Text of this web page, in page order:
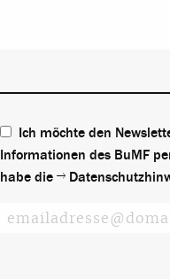
Ich möchte den
Informationen des BuMF
habe die